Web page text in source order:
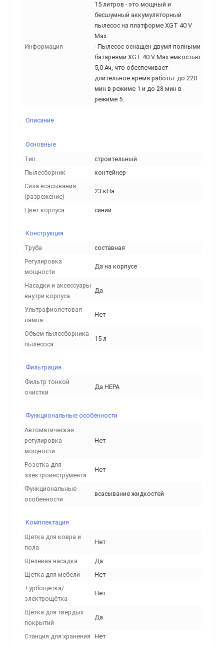
Информация
15 литров - это мощный и
бесшумный аккумуляторный
пылесос на платформе XGT 40 V
Max.
- Пылесос оснащен двумя полными
батареями XGT 40 V Max емкостью
5,0 Ач, что обеспечивает
длительное время работы: до 220
мин в режиме 1 и до 28 мин в
режиме 5.
Описание
Основные
Тип
строительный
Пылесборник
контейнер
Сила всасывания
(разрежение)
23 кПа
Цвет корпуса синий
Конструкция
Труба
составная
Регулировка
мощности
Да на корпусе
Насадки и аксессуары
внутри корпуса
Да
Ультрафиолетовая
лампа
Нет
Объем пылесборника
пылесоса
15 л
Фильтрация
Фильтр тонкой
очистки
Да НЕРА
Функциональные особенности
Автоматическая
регулировка
мощности
Нет
Розетка для
электроинструмента
Нет
Функциональные
особенности
всасывание жидкостей
Комплектация
Щетка для ковра и
пола
Нет
Щелевая насадка
Да
Щетка для мебели
Нет
Турбощётка/
электрощётка
Нет
Щетка для твердых
покрытий
Да
Станция для хранения Нет